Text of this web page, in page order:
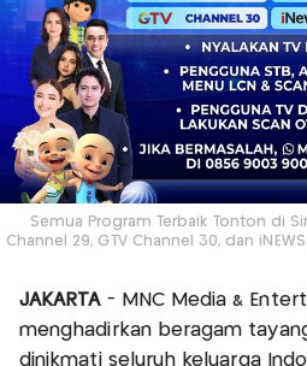
Semua Program Terbaik Tonton di
Channel 29, GTV Channel 30, dan
JAKARTA- MNC Media &
menghadirkan beragam
dinikmati seluruh keluarga